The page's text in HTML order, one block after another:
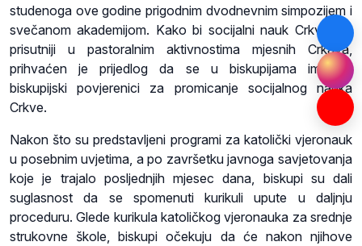
studenoga ove godine prigodnim dvodnevnim simpozijem i
svečanom akademijom. Kako bi socijalni nauk Crkve bio
prisutniji u pastoralnim aktivnostima mjesnih Crkava,
prihvaćen je prijedlog da se u biskupijama imenuju
biskupijski povjerenici za promicanje socijalnog nauka
Crkve.
Nakon što su predstavljeni programi za katolički vjeronauk
u posebnim uvjetima, a po završetku javnoga savjetovanja
koje je trajalo posljednjih mjesec dana, biskupi su dali
suglasnost da se spomenuti kurikuli upute u daljnju
proceduru. Glede kurikula katoličkog vjeronauka za srednje
strukovne škole, biskupi očekuju da će nakon njihove